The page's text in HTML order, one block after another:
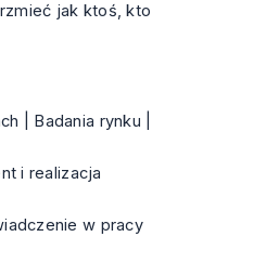
jak ktoś, kto
| Badania rynku |
i realizacja
w pracy